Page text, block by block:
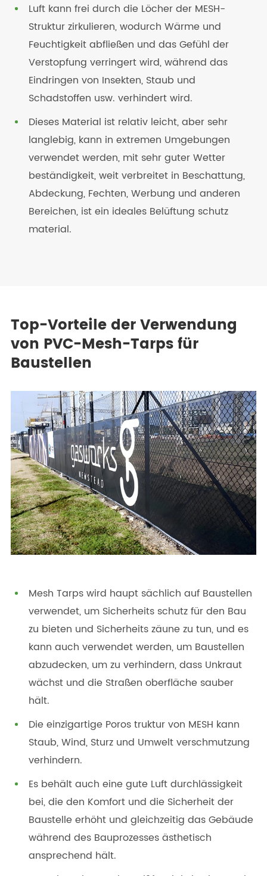
Luft kann frei durch die Löcher der MESH-
Struktur zirkulieren, wodurch Wärme und
Feuchtigkeit abfließen und das Gefühl der
Verstopfung verringert wird, während das
Eindringen von Insekten, Staub und
Schadstoffen usw. verhindert wird.
Dieses Material ist relativ leicht, aber sehr
langlebig, kann in extremen Umgebungen
verwendet werden, mit sehr guter Wetter
beständigkeit, weit verbreitet in Beschattung,
Abdeckung, Fechten, Werbung und anderen
Bereichen, ist ein ideales Belüftung schutz
material.
Top-Vorteile der Verwendung
von PVC-Mesh-Tarps für
Baustellen
Mesh Tarps wird haupt sächlich auf Baustellen
verwendet, um Sicherheits schutz für den Bau
zu bieten und Sicherheits zäune zu tun, und es
kann auch verwendet werden, um Baustellen
abzudecken, um zu verhindern, dass Unkraut
wächst und die Straßen oberfläche sauber
hält.
Die einzigartige Poros truktur von MESH kann
Staub, Wind, Sturz und Umwelt verschmutzung
verhindern.
Es behält auch eine gute Luft durchlässigkeit
bei, die den Komfort und die Sicherheit der
Baustelle erhöht und gleichzeitig das Gebäude
während des Bauprozesses ästhetisch
ansprechend hält.